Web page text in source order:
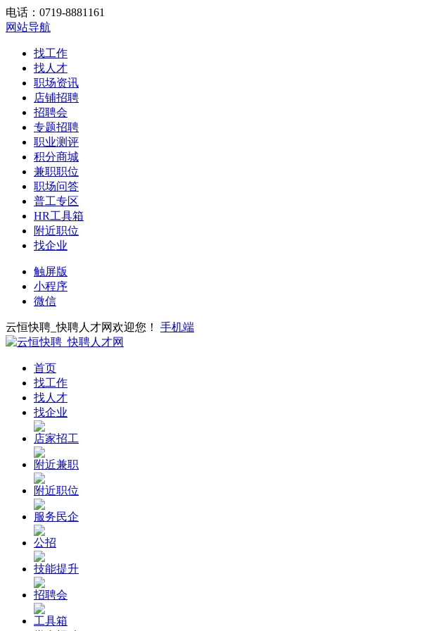
电话：0719-8881161
网站导航
找工作
找人才
职场资讯
店铺招聘
招聘会
专题招聘
职业测评
积分商城
兼职职位
职场问答
普工专区
HR工具箱
附近职位
找企业
触屏版
小程序
微信
云恒快聘_快聘人才网欢迎您！ 手机端
首页
找工作
找人才
找企业
店家招工
附近兼职
附近职位
服务民企
公招
技能提升
招聘会
工具箱